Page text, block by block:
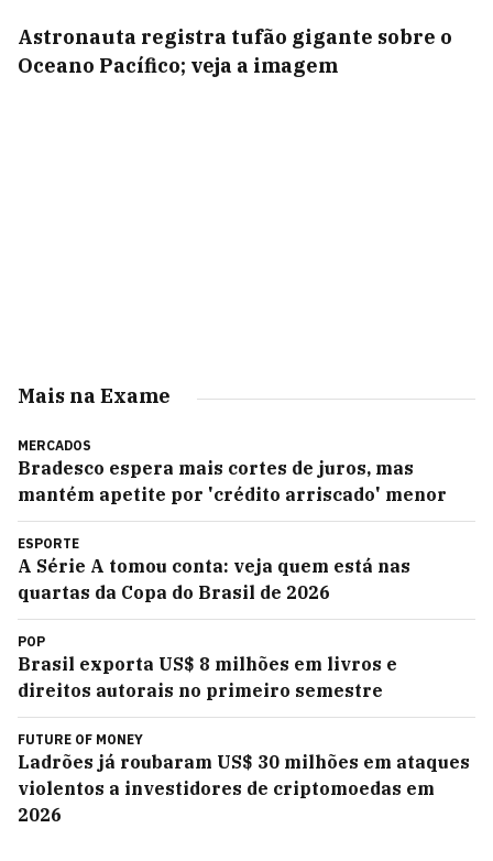
Astronauta registra tufão gigante sobre o
Oceano Pacífico; veja a imagem
Mais na Exame
MERCADOS
Bradesco espera mais cortes de juros, mas
mantém apetite por 'crédito arriscado' menor
ESPORTE
A Série A tomou conta: veja quem está nas
quartas da Copa do Brasil de 2026
POP
Brasil exporta US$ 8 milhões em livros e
direitos autorais no primeiro semestre
FUTURE OF MONEY
Ladrões já roubaram US$ 30 milhões em ataques
violentos a investidores de criptomoedas em
2026